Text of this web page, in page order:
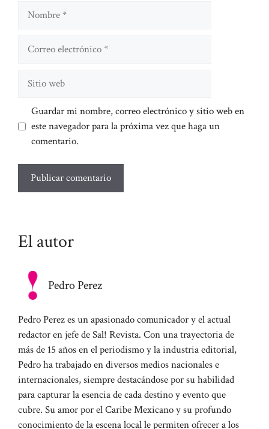
Nombre
Guardar mi nombre, correo electrónico y sitio web en
este navegador para la próxima vez que haga un
comentario.
El autor
Pedro Perez
Pedro Perez es un apasionado comunicador y el actual
redactor en jefe de Sal! Revista. Con una trayectoria de
más de 15 años en el periodismo y la industria editorial,
Pedro ha trabajado en diversos medios nacionales e
internacionales, siempre destacándose por su habilidad
para capturar la esencia de cada destino y evento que
cubre. Su amor por el Caribe Mexicano y su profundo
conocimiento de la escena local le permiten ofrecer a los